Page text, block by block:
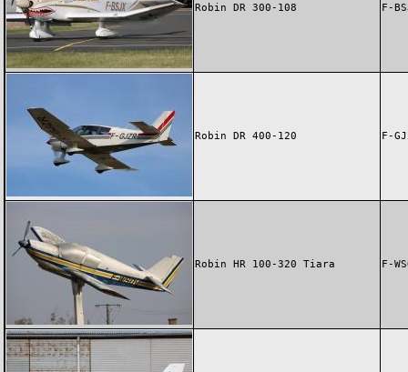
Robin DR 300-108 F-
Robin DR 400-120 F-
Robin HR 100-320 Tiara F-